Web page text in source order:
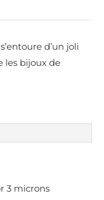
d’un joli
les bijoux de
3 microns